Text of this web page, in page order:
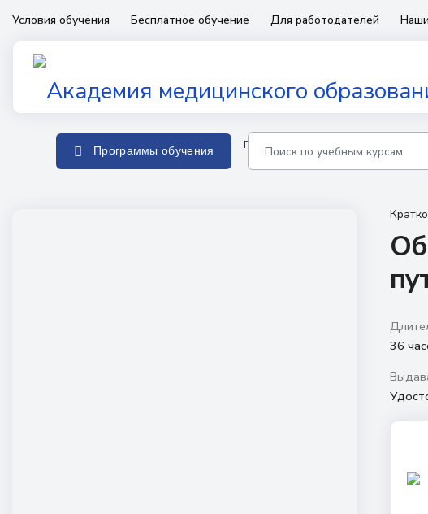
Условия обучения Бесплатное обучение Для работодателей
Программы обучения Главная Программы обучения
36